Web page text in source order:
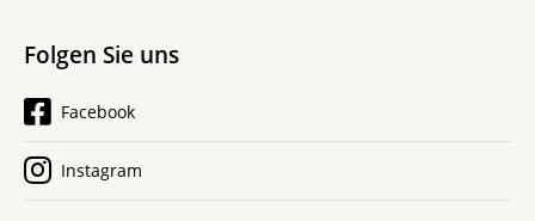
Folgen Sie uns
Facebook
Instagram